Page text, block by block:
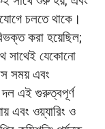
চলতে থাকে।
করা হয়েছিল;
সাথেই যেকোনো
সময় এবং
দল এই গুরুত্বপূর্ণ
এবং ওয়্যারিং ও